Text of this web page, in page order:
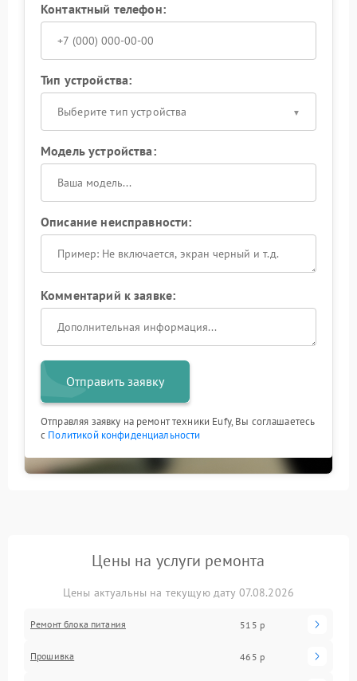
Контактный телефон:
Тип устройства:
Выберите тип устройства
Модель устройства:
Описание неисправности:
Комментарий к заявке:
Отправить заявку
Отправляя заявку на ремонт техники Eufy, Вы соглашаетесь
с Политикой конфиденциальности
Цены на услуги ремонта
Цены актуальны на текущую дату 07.08.2026
Ремонт блока питания 515 р
Прошивка 465 р